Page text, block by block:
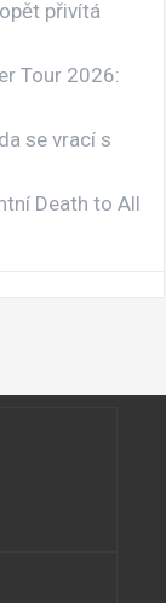
přivítá
Tour 2026:
se vrací s
Death to All